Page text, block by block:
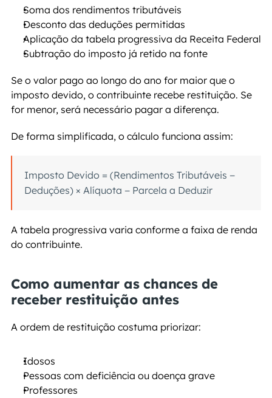
Soma dos rendimentos tributáveis
Desconto das deduções permitidas
Aplicação da tabela progressiva da Receita Federal
Subtração do imposto já retido na fonte
Se o valor pago ao longo do ano for maior que o
imposto devido, o contribuinte recebe restituição. Se
for menor, será necessário pagar a diferença.
De forma simplificada, o cálculo funciona assim:
Imposto Devido = (Rendimentos Tributáveis −
Deduções) × Alíquota − Parcela a Deduzir
A tabela progressiva varia conforme a faixa de renda
do contribuinte.
Como aumentar as chances de
receber restituição antes
A ordem de restituição costuma priorizar:
Idosos
Pessoas com deficiência ou doença grave
Professores